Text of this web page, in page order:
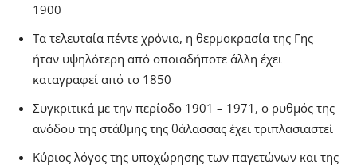
1900
Τα τελευταία πέντε χρόνια, η θερμοκρασία της Γης
ήταν υψηλότερη από οποιαδήποτε άλλη έχει
καταγραφεί από το 1850
Συγκριτικά με την περίοδο 1901 – 1971, ο ρυθμός της
ανόδου της στάθμης της θάλασσας έχει τριπλασιαστεί
Κύριος λόγος της υποχώρησης των παγετώνων και της